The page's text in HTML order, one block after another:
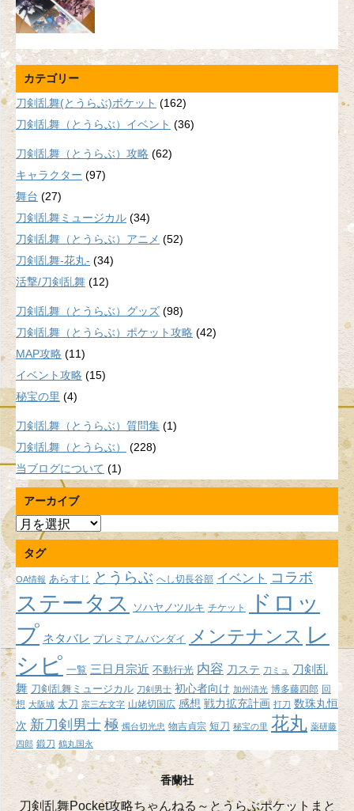
カテゴリー
刀剣乱舞(とうらぶ)ポケット (162)
刀剣乱舞（とうらぶ）イベント (36)
刀剣乱舞（とうらぶ）攻略 (62)
キャラクター (97)
舞台 (27)
刀剣乱舞ミュージカル (34)
刀剣乱舞（とうらぶ）アニメ (52)
刀剣乱舞-花丸- (34)
活撃/刀剣乱舞 (12)
刀剣乱舞（とうらぶ）グッズ (98)
刀剣乱舞（とうらぶ）ポケット攻略 (42)
MAP攻略 (11)
イベント攻略 (15)
秘宝の里 (4)
刀剣乱舞（とうらぶ）質問集 (1)
刀剣乱舞（とうらぶ）
(228)
当ブログについて (1)
アーカイブ
ア
ー
カ
イ
ブ
タグ
OA情報 あらすじ とうらぶ へし切長谷部 イベント コラボ
ステータス ソハヤノツルキ チケット
ドロッ
プ ネタバレ プレミアムバンダイ メンテナンス レ
シピ 一覧 三日月宗近 不動行光 内容 刀ステ 刀ミュ
刀剣乱
舞 刀剣乱舞ミュージカル 刀剣男士 初心者向け 加州清光 博多藤四郎 回
想 大阪城 太刀 宗三左文字 山姥切国広 感想 戦力拡充計画 打刀 数珠丸恒
次 新刀剣男士 極 燭台切光忠 物吉貞宗 短刀 秘宝の里 花丸 薬研藤
四郎 鍛刀 鶴丸国永
香蘭社
刀剣乱舞Pocket攻略ちゃんねる～とうらぶポケットまと